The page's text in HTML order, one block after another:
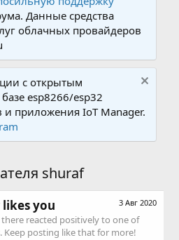
Данные средства
облачных провайдеров
с открытым
esp8266/esp32
приложения IoT Manager.
shuraf
3 Авг 2020
you
reacted positively to one of
Keep posting like that for more!